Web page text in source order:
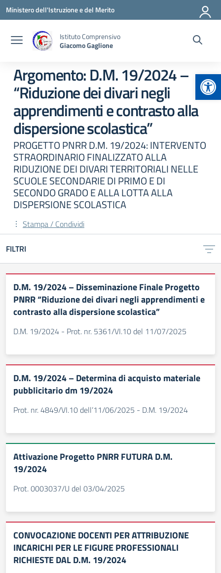
Vai ai contenuti
Vai al menu di navigazione
Vai al footer
Ministero dell'Istruzione e del Merito
Istituto Comprensivo
Giacomo Gaglione
Argomento: D.M. 19/2024 –
“Riduzione dei divari negli
apprendimenti e contrasto alla
dispersione scolastica”
PROGETTO PNRR D.M. 19/2024: INTERVENTO
STRAORDINARIO FINALIZZATO ALLA
RIDUZIONE DEI DIVARI TERRITORIALI NELLE
SCUOLE SECONDARIE DI PRIMO E DI
SECONDO GRADO E ALLA LOTTA ALLA
DISPERSIONE SCOLASTICA
Stampa / Condividi
FILTRI
D.M. 19/2024 – Disseminazione Finale Progetto
PNRR “Riduzione dei divari negli apprendimenti e
contrasto alla dispersione scolastica”
D.M. 19/2024 - Prot. nr. 5361/VI.10 del 11/07/2025
D.M. 19/2024 – Determina di acquisto materiale
pubblicitario dm 19/2024
Prot. nr. 4849/VI.10 dell’11/06/2025 - D.M. 19/2024
Attivazione Progetto PNRR FUTURA D.M.
19/2024
Prot. 0003037/U del 03/04/2025
CONVOCAZIONE DOCENTI PER ATTRIBUZIONE
INCARICHI PER LE FIGURE PROFESSIONALI
RICHIESTE DAL D.M. 19/2024